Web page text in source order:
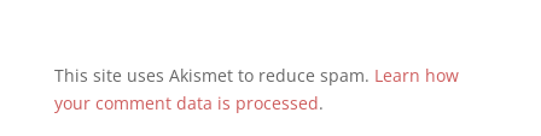
This site uses Akismet to reduce spam. Learn how
your comment data is processed.